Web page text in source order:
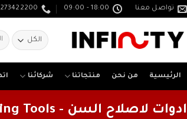
تواصل معنا 18:00 - 09:00
عن:
الرئيسية من نحن منتجاتنا شركائنا
ادوات لاصلاح السن - Thread Repairing Tools